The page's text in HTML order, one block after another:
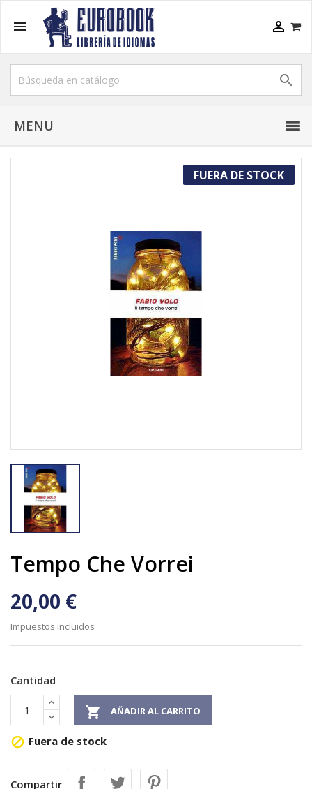
 

MENU
FUERA DE STOCK
Tempo Che Vorrei
20,00 €
Impuestos incluidos
Cantidad
 AÑADIR AL CARRITO
 Fuera de stock
Compartir